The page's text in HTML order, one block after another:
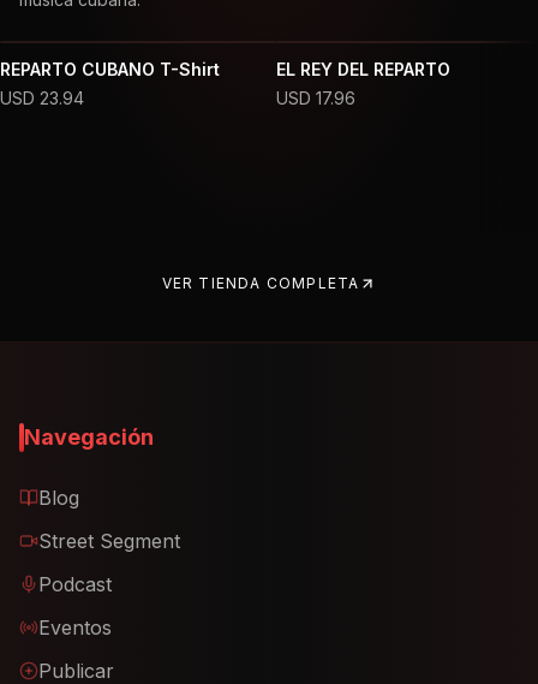
REPARTO CUBANO T-Shirt
USD 23.94
EL REY DEL REPARTO
USD 17.96
VER TIENDA COMPLETA
Navegación
Blog
Street Segment
Podcast
Eventos
Publicar